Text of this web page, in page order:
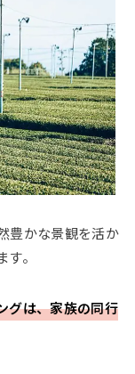
豊かな景観を活か
。
グは、家族の同行